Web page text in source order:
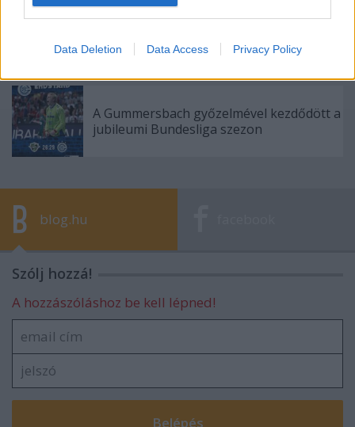
Data Deletion Data Access Privacy Policy
Bundesligában
A Gummersbach győzelmével kezdődött a
jubileumi Bundesliga szezon
blog.hu
Szólj hozzá!
A hozzászóláshoz be kell lépned!